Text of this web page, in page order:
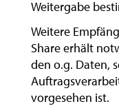
Weitergabe
Weitere
Share erhält
den o.g. Daten,
vorgesehen ist.